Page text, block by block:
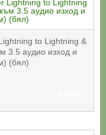
to Lightning &
3.5 аудио изход и
(бял)